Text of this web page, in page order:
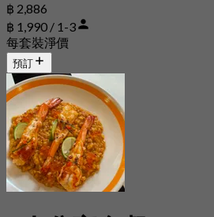
฿ 2,886
฿ 1,990 / 1-3
每套裝淨價
預訂